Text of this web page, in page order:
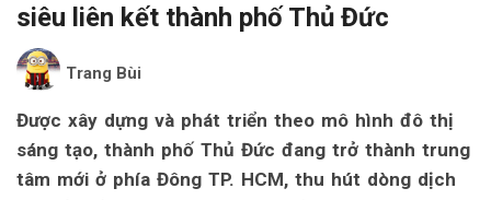
siêu liên kết thành phố Thủ Đức
Trang Bùi
Được xây dựng và phát triển theo mô hình đô thị
sáng tạo, thành phố Thủ Đức đang trở thành trung
tâm mới ở phía Đông TP. HCM, thu hút dòng dịch